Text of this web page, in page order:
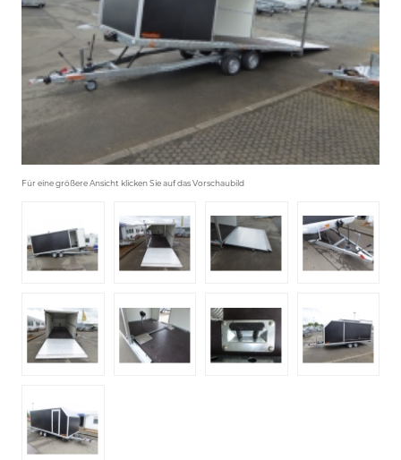
Für eine größere Ansicht klicken Sie auf das Vorschaubild